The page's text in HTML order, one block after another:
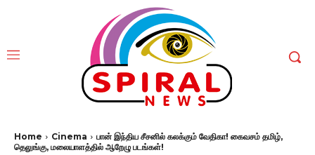
Home Cinema
பான் இந்திய சீசனில் கலக்கும் வேதிகா! கைவசம் தமிழ்,
தெலுங்கு, மலையாளத்தில் ஆறேழு படங்கள்!